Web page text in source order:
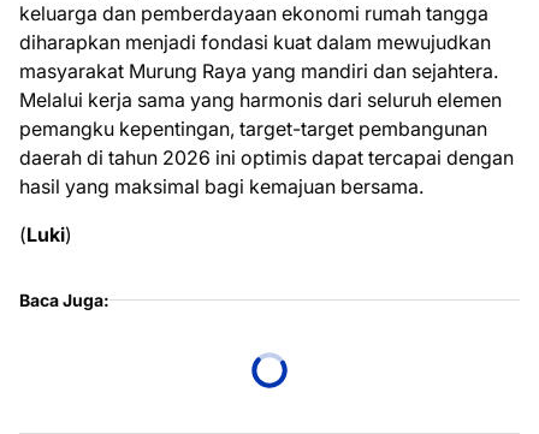
keluarga dan pemberdayaan ekonomi rumah tangga
diharapkan menjadi fondasi kuat dalam mewujudkan
masyarakat Murung Raya yang mandiri dan sejahtera.
Melalui kerja sama yang harmonis dari seluruh elemen
pemangku kepentingan, target-target pembangunan
daerah di tahun 2026 ini optimis dapat tercapai dengan
hasil yang maksimal bagi kemajuan bersama.
(Luki)
Baca Juga: